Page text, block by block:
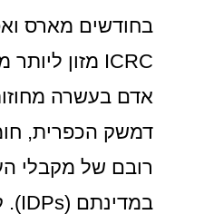
בחודשים מארס
אדם בעשרה
דמשק הכפרית,
רובם של מקבלי